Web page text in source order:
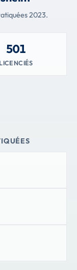
2023.
501
LICENCIÉS